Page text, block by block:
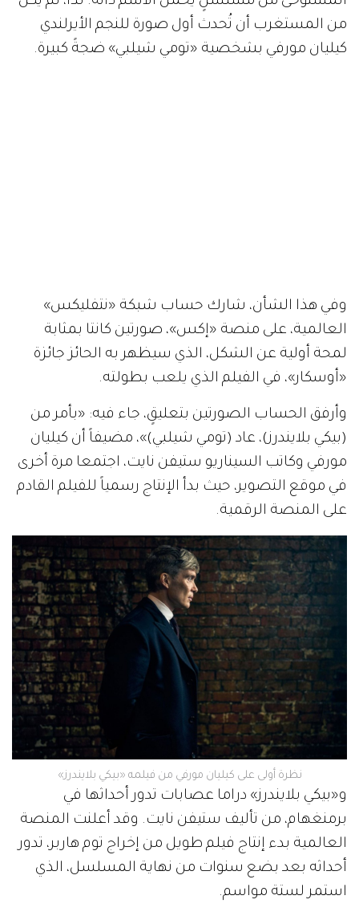
من المستغرب أن تُحدث أول صورة للنجم الأيرلندي
كيليان مورفي بشخصية «تومي شيلبي» ضجةً كبيرة.
وفي هذا الشأن، شارك حساب شبكة «نتفليكس»
العالمية، على منصة «إكس»، صورتين كانتا بمثابة
لمحة أولية عن الشكل، الذي سيظهر به الحائز جائزة
«أوسكار»، في الفيلم الذي يلعب بطولته.
وأرفق الحساب الصورتين بتعليقٍ، جاء فيه: «بأمر من
(بيكي بلايندرز)، عاد (تومي شيلبي)»، مضيفاً أن كيليان
مورفي وكاتب السيناريو ستيفن نايت، اجتمعا مرة أخرى
في موقع التصوير، حيث بدأ الإنتاج رسمياً للفيلم القادم
على المنصة الرقمية.
نظرة أولى على كيليان مورفي من فيلمه «بيكي بلايندرز»
و«بيكي بلايندرز» دراما عصابات تدور أحداثها في
برمنغهام، من تأليف ستيفن نايت. وقد أعلنت المنصة
العالمية بدء إنتاج فيلم طويل من إخراج توم هاربر، تدور
أحداثه بعد بضع سنوات من نهاية المسلسل، الذي
استمر لستة مواسم.